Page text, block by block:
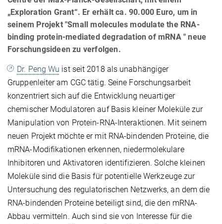
„Exploration Grant“. Er erhält ca. 90.000 Euro, um in
seinem Projekt "Small molecules modulate the RNA-
binding protein-mediated degradation of mRNA " neue
Forschungsideen zu verfolgen.
Dr. Peng Wu ist seit 2018 als unabhängiger
Gruppenleiter am CGC tätig. Seine Forschungsarbeit
konzentriert sich auf die Entwicklung neuartiger
chemischer Modulatoren auf Basis kleiner Moleküle zur
Manipulation von Protein-RNA-Interaktionen. Mit seinem
neuen Projekt möchte er mit RNA-bindenden Proteine, die
mRNA-Modifikationen erkennen, niedermolekulare
Inhibitoren und Aktivatoren identifizieren. Solche kleinen
Moleküle sind die Basis für potentielle Werkzeuge zur
Untersuchung des regulatorischen Netzwerks, an dem die
RNA-bindenden Proteine beteiligt sind, die den mRNA-
Abbau vermitteln. Auch sind sie von Interesse für die